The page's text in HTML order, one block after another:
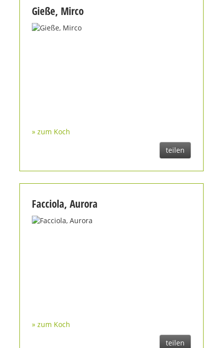
Gieße, Mirco
» zum Koch
teilen
Facciola, Aurora
» zum Koch
teilen